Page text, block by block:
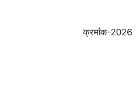
क्रमांक-2026